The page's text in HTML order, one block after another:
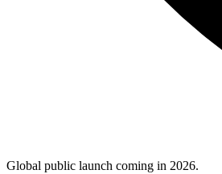
Global public launch coming in 2026.